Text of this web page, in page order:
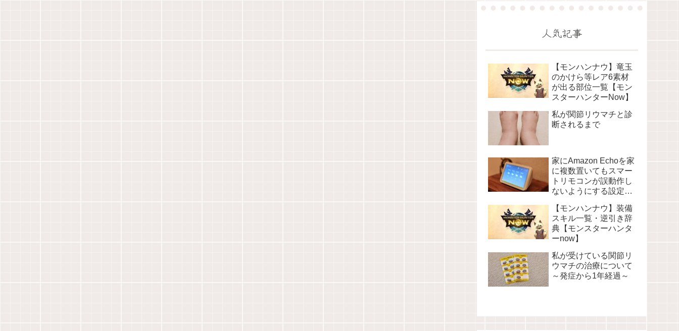
人気記事
【モンハンナウ】竜玉
のかけら等レア6素材
が出る部位一覧【モン
スターハンターNow】
私が関節リウマチと診
断されるまで
家にAmazon Echoを家
に複数置いてもスマー
トリモコンが誤動作し
ないようにする設定に
【モンハンナウ】装備
スキル一覧・逆引き辞
典【モンスターハンタ
ーnow】
私が受けている関節リ
ウマチの治療について
～発症から1年経過～